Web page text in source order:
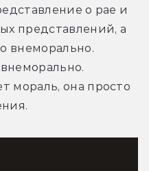
о рае и
представлений, а
внеморально.
мораль, она просто